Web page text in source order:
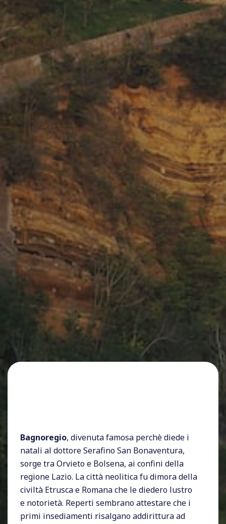
Bagnoregio, divenuta famosa perchè diede i
natali al dottore Serafino San Bonaventura,
sorge tra Orvieto e Bolsena, ai confini della
regione Lazio. La città neolitica fu dimora della
civiltà Etrusca e Romana che le diedero lustro
e notorietà. Reperti sembrano attestare che i
primi insediamenti risalgano addirittura ad